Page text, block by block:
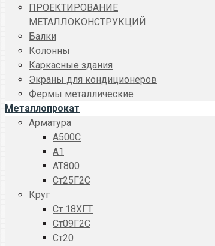
ПРОЕКТИРОВАНИЕ
МЕТАЛЛОКОНСТРУКЦИЙ
Балки
Колонны
Каркасные здания
Экраны для кондиционеров
Фермы металлические
Металлопрокат
Арматура
A500C
А1
АТ800
Ст25Г2С
Круг
Ст 18ХГТ
Ст09Г2С
Ст20